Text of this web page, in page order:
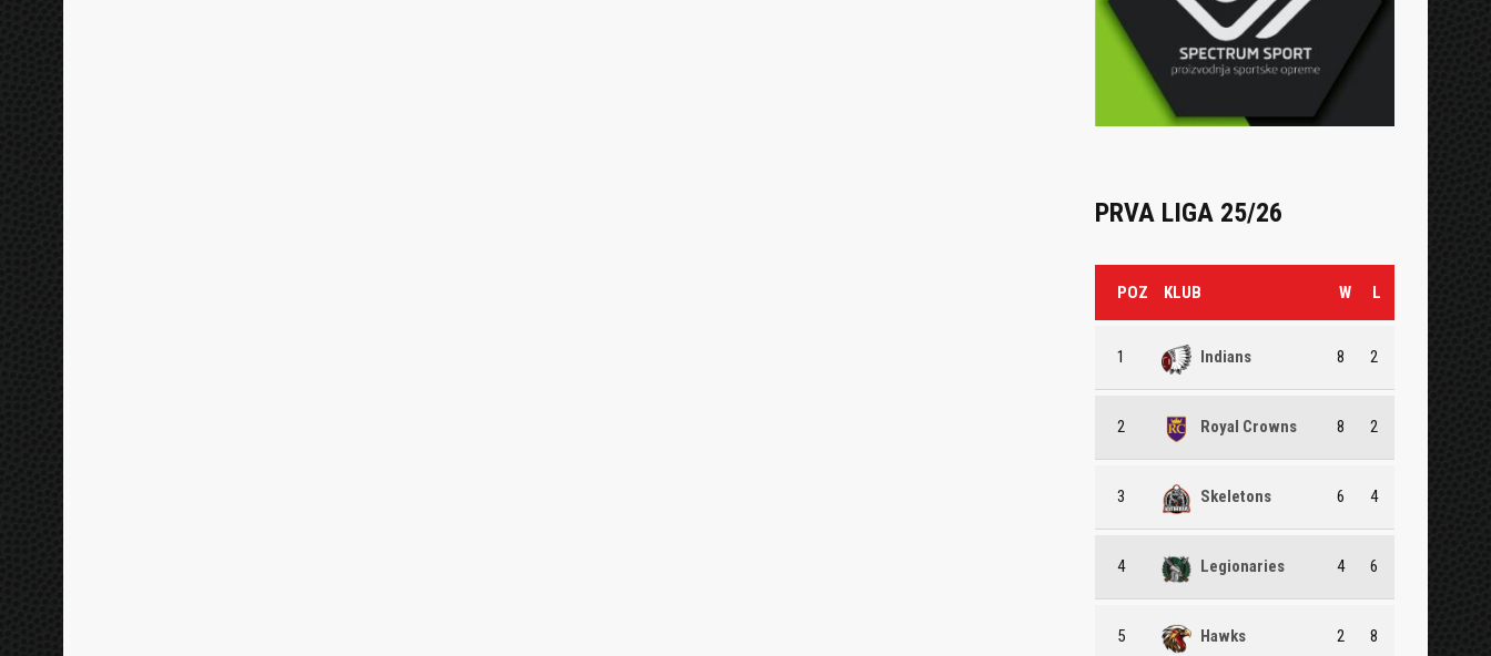
PRVA LIGA 25/26
POZ KLUB W L
1 Indians 8 2
2 Royal Crowns 8 2
3 Skeletons 6 4
4 Legionaries 4 6
5 Hawks 2 8